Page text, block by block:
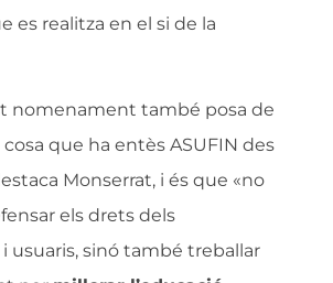
es realitza en el si de la
nomenament també posa de
que ha entès ASUFIN des
Monserrat, i és que «no
els drets dels
usuaris, sinó també treballar